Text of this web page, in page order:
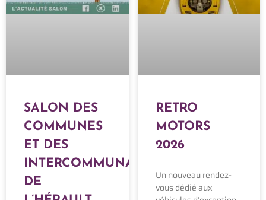
SALON DES
COMMUNES
ET DES
INTERCOMMUNALITÉS
DE
RETRO
MOTORS
2026
Un nouveau rendez-
vous dédié aux